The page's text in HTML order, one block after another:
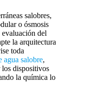
salobres,
o ósmosis
evaluación del
la arquitectura
toda
agua salobre,
los dispositivos
la química lo